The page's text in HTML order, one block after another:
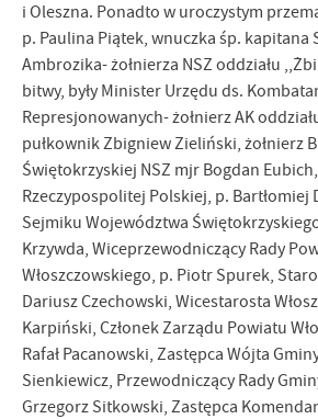
i Oleszna. Ponadto w uroczystym
p. Paulina Piątek, wnuczka śp. kapitana
Ambrozika- żołnierza NSZ oddziału
bitwy, były Minister Urzędu ds.
Represjonowanych- żołnierz AK
pułkownik Zbigniew Zieliński, żołnierz
Świętokrzyskiej NSZ mjr Bogdan Eubich,
Rzeczypospolitej Polskiej, p. Bartłomiej
Sejmiku Województwa
Krzywda, Wiceprzewodniczący Rady
Włoszczowskiego, p. Piotr Spurek,
Dariusz Czechowski, Wicestarosta
Karpiński, Członek Zarządu Powiatu
Rafał Pacanowski, Zastępca Wójta
Sienkiewicz, Przewodniczący Rady
Grzegorz Sitkowski, Zastępca